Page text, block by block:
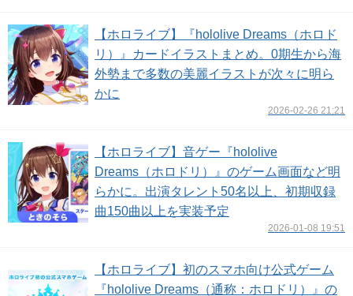
【ホロライブ】『hololive Dreams（ホロド
リ）』カードイラストまとめ。0期生から海
外勢まで多数の美麗イラストが次々に明ら
かに
2026-02-26 21:21
【ホロライブ】音ゲー『hololive
Dreams（ホロドリ）』のゲーム画面など明
らかに。出演タレント50名以上、初期収録
曲150曲以上を実装予定
2026-01-08 19:51
【ホロライブ】初のスマホ向け公式ゲーム
『hololive Dreams（通称：ホロドリ）』の